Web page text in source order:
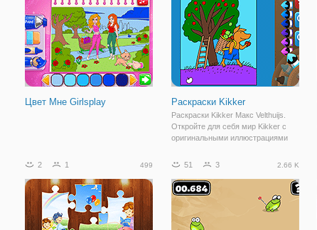
вправо, чтобы получить их в
цветом и
Цвет Мне Girlsplay Раскраски Kikker
Раскраски Kikker Макс Velthuijs.
Откройте для себя мир Kikker с
оригинальными иллюстрациями
очень стимулируют творческий
цвета в линии или
2 1 499 51 3 2.66 K